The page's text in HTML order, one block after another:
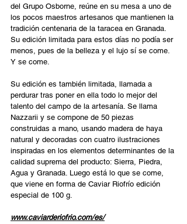
del Grupo Osborne, reúne en su mesa a uno de
los pocos maestros artesanos que mantienen la
tradición centenaria de la taracea en Granada.
Su edición limitada para estos días no podía ser
menos, pues de la belleza y el lujo sí se come.
Y se come.
Su edición es también limitada, llamada a
perdurar tras poner en ella todo lo mejor del
talento del campo de la artesanía. Se llama
Nazzarii y se compone de 50 piezas
construidas a mano, usando madera de haya
natural y decoradas con cuatro ilustraciones
inspiradas en los elementos determinantes de la
calidad suprema del producto: Sierra, Piedra,
Agua y Granada. Luego está lo que se come,
que viene en forma de Caviar Riofrío edición
especial de 100 g.
www.caviarderiofrio.com/es/